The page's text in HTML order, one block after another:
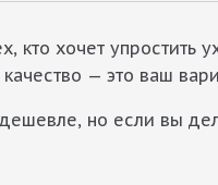
хочет упростить
— это ваш
но если вы